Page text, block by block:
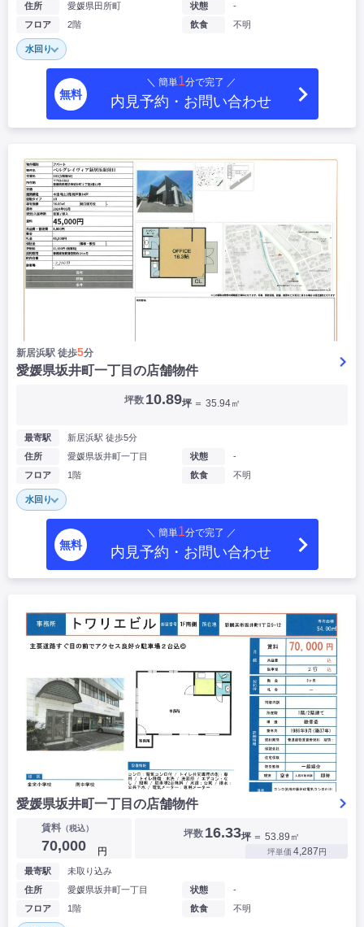
住所
愛媛県田所町
フロア
2階
状態
-
飲食
不明
水回り
無料
＼ 簡単1分で完了 ／
内見予約・お問い合わせ
新居浜駅 徒歩5分
愛媛県坂井町一丁目の店舗物件
坪数 10.89坪 ＝ 35.94㎡
最寄駅
新居浜駅 徒歩5分
住所
愛媛県坂井町一丁目
フロア
1階
状態
-
飲食
不明
水回り
無料
＼ 簡単1分で完了 ／
内見予約・お問い合わせ
愛媛県坂井町一丁目の店舗物件
賃料（税込）
70,000 円
坪数 16.33坪 ＝ 53.89㎡
坪単価 4,287円
最寄駅
未取り込み
住所
愛媛県坂井町一丁目
フロア
1階
状態
-
飲食
不明